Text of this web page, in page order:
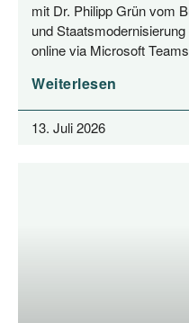
mit Dr. Phil­ipp Grün vom
und
online via Micro­soft
Weiterlesen
13. Juli 2026